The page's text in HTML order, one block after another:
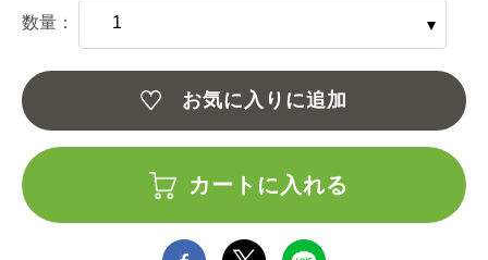
数量：
お気に入りに追加
カートに入れる